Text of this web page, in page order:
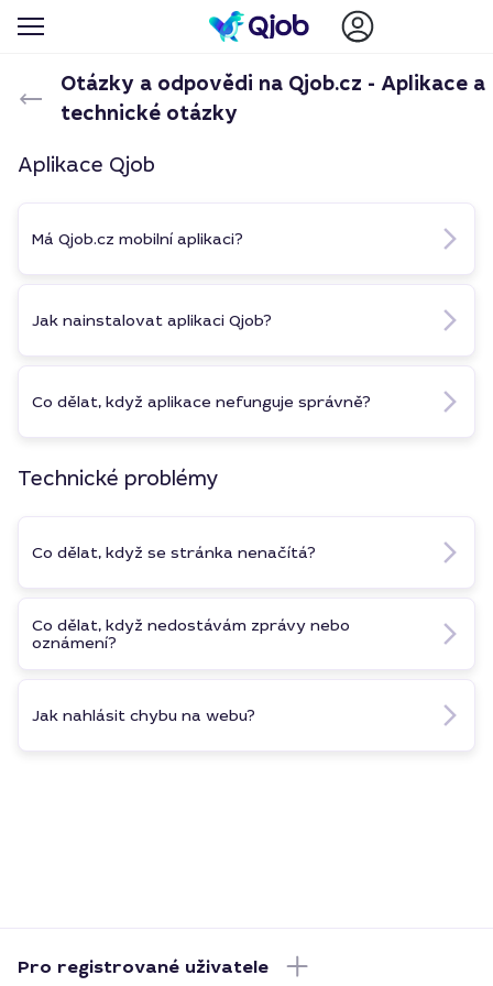
Otázky a odpovědi na Qjob.cz - Aplikace a
technické otázky
Aplikace Qjob
Má Qjob.cz mobilní aplikaci?
Jak nainstalovat aplikaci Qjob?
Co dělat, když aplikace nefunguje správně?
Technické problémy
Co dělat, když se stránka nenačítá?
Co dělat, když nedostávám zprávy nebo
oznámení?
Jak nahlásit chybu na webu?
Pro registrované uživatele